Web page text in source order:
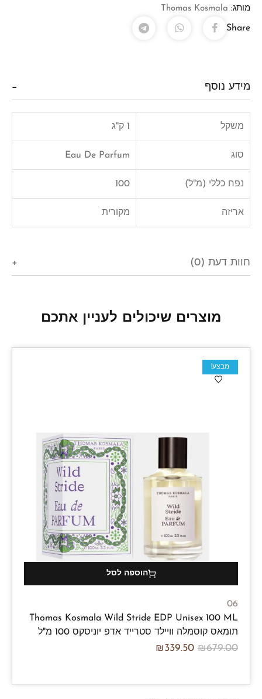
מותג: Thomas Kosmala
Share
מידע נוסף
משקל 1 ק"ג
סוג Eau De Parfum
נפח כללי (מ"ל) 100
אריזה מקורית
חוות דעת (0)
מוצרים שיכולים לעניין אתכם
מבצע!
הוספה לסל
06
Thomas Kosmala Wild Stride EDP Unisex 100 ML
תומאס קוסמלה וויילד סטרייד אדפ יוניסקס 100 מ"ל
₪679.00
₪339.50